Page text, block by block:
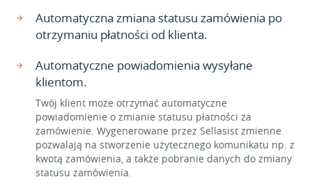
Automatyczna zmiana statusu zamówienia po
otrzymaniu płatności od klienta.
Automatyczne powiadomienia wysyłane
klientom.
Twój klient może otrzymać automatyczne
powiadomienie o zmianie statusu płatności za
zamówienie. Wygenerowane przez Sellasist zmienne
pozwalają na stworzenie użytecznego komunikatu np. z
kwotą zamówienia, a także pobranie danych do zmiany
statusu zamówienia.